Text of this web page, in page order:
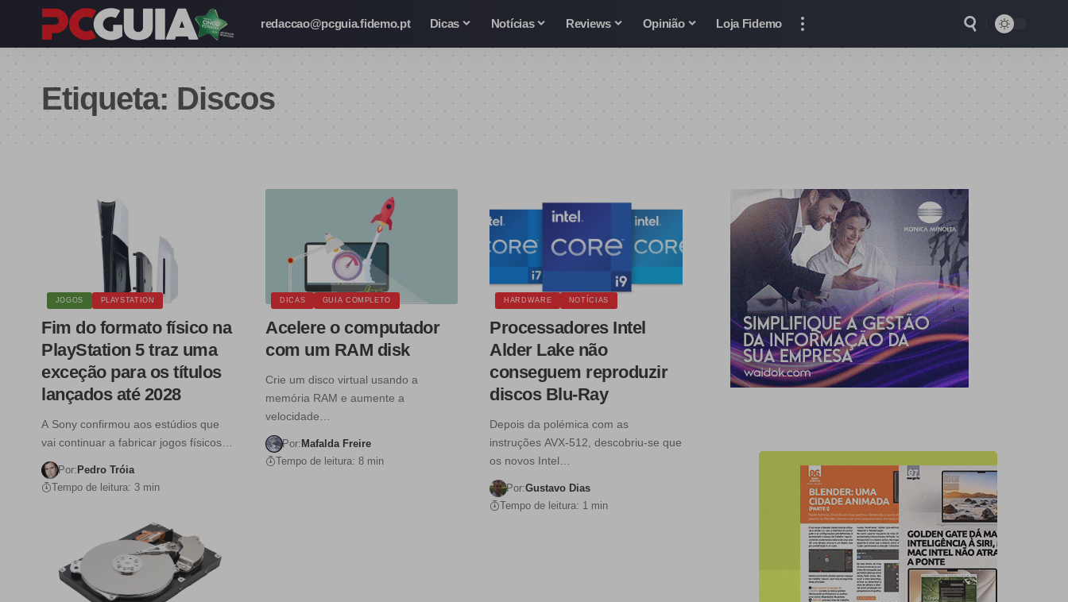
redaccao@pcguia.fidemo.pt Dicas Notícias Reviews Opinião Loja Fidemo
Etiqueta: Discos
JOGOS PLAYSTATION
Fim do formato físico na
PlayStation 5 traz uma
exceção para os títulos
lançados até 2028
A Sony confirmou aos estúdios que
vai continuar a fabricar jogos físicos…
Por: Pedro Tróia
Tempo de leitura: 3 min
DICAS GUIA COMPLETO
Acelere o computador
com um RAM disk
Crie um disco virtual usando a
memória RAM e aumente a
velocidade…
Por: Mafalda Freire
Tempo de leitura: 8 min
HARDWARE NOTÍCIAS
Processadores Intel
Alder Lake não
conseguem reproduzir
discos Blu-Ray
Depois da polémica com as
instruções AVX-512, descobriu-se que
os novos Intel…
Por:Gustavo Dias
Tempo de leitura: 1 min